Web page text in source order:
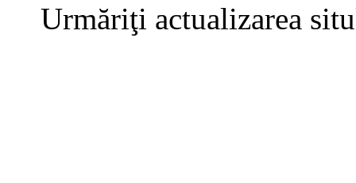
Urmăriţi actualizarea